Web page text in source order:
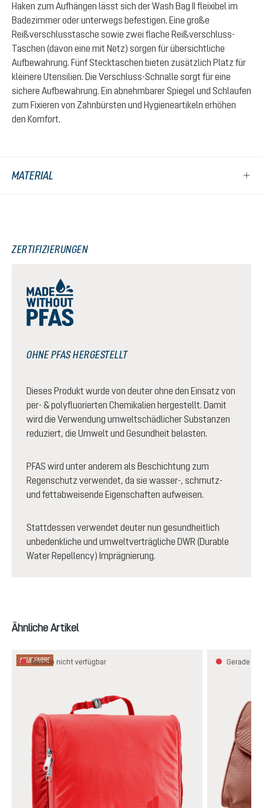
Haken zum Aufhängen lässt sich der Wash Bag II fleixibel im
Badezimmer oder unterwegs befestigen. Eine große
Reißverschlusstasche sowie zwei flache Reißverschluss-
Taschen (davon eine mit Netz) sorgen für übersichtliche
Aufbewahrung. Fünf Stecktaschen bieten zusätzlich Platz für
kleinere Utensilien. Die Verschluss-Schnalle sorgt für eine
sichere Aufbewahrung. Ein abnehmbarer Spiegel und Schlaufen
zum Fixieren von Zahnbürsten und Hygieneartikeln erhöhen
den Komfort.
MATERIAL
ZERTIFIZIERUNGEN
OHNE PFAS HERGESTELLT
Dieses Produkt wurde von deuter ohne den Einsatz von
per- & polyfluorierten Chemikalien hergestellt. Damit
wird die Verwendung umweltschädlicher Substanzen
reduziert, die Umwelt und Gesundheit belasten.
PFAS wird unter anderem als Beschichtung zum
Regenschutz verwendet, da sie wasser-, schmutz-
und fettabweisende Eigenschaften aufweisen.
Stattdessen verwendet deuter nun gesundheitlich
unbedenkliche und umweltverträgliche DWR (Durable
Water Repellency) Imprägnierung.
Produktgalerie überspringen
Ähnliche Artikel
NEUE FARBE
Gerade nicht verfügbar Gerade